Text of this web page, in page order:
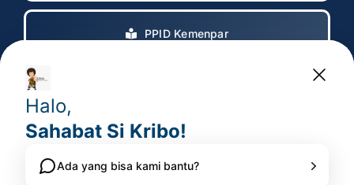
PPID Kemenpar
Copyright 2017 – 2025 © All rights reserved. • Badan
Pelaksana Otorita Borobudur